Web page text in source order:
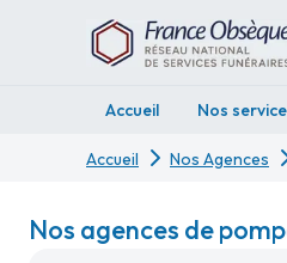
Accueil Nos
Accueil Nos Agences
Nos agences de